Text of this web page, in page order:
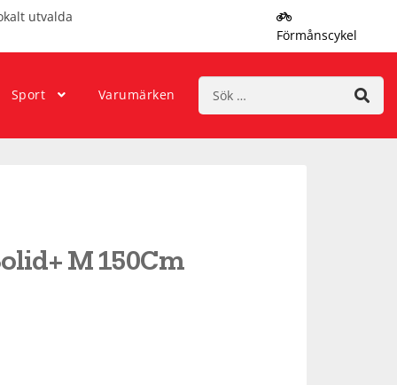
utvalda
Förmånscykel
Sport Varumärken
Sök
efter:
M 150Cm